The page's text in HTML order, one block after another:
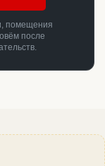
помещения
после